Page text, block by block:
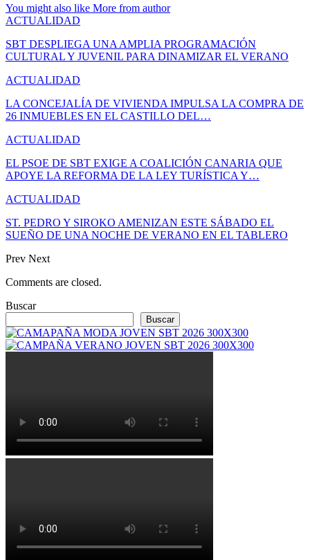
You might also like More from author
ACTUALIDAD
SBT DESPLIEGA UNA AMPLIA PROGRAMACIÓN
CULTURAL Y JUVENIL PARA DINAMIZAR EL VERANO
ACTUALIDAD
LA CONCEJALÍA DE VIVIENDA IMPULSA LA COMPRA DE
26 INMUEBLES EN EL CASTILLO DEL…
ACTUALIDAD
EL PSOE DE SBT EXIGE A COALICIÓN CANARIA QUE
APOYE LA REFORMA DE LA LEY TURÍSTICA Y…
ACTUALIDAD
ST. PEDRO Y SIROKO AMENIZAN ESTE SÁBADO EL
SUEÑO DE UNA NOCHE DE VERANO EN EL TABLERO
Prev Next
Comments are closed.
Buscar
Buscar